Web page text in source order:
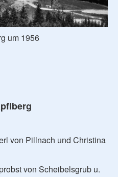
um 1956
von Pillnach und Christina
von Scheibelsgrub u.